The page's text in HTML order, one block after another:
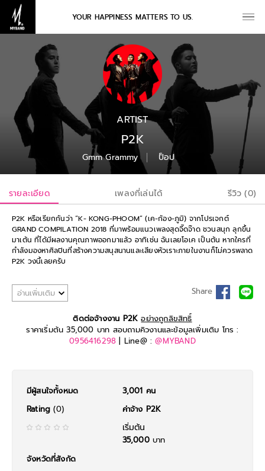
YOUR HAPPINESS MATTERS TO US.
ARTIST
P2K
Gmm Grammy ป็อป
รายละเอียด เพลงที่เล่นได้ รีวิว (0)
P2K หรือเรียกกันว่า “K- KONG-PHOOM” (เค-ก้อง-ภูมิ) จากโปรเจกต์
GRAND COMPILATION 2018 ที่มาพร้อมแนวเพลงสุดจี๊ดจ๊าด ชวนสนุก ลุกขึ้น
มาเต้น ที่ได้มีผลงานคุณภาพออกมาแล้ว อาทิเช่น ฉันเลยโอเค เป็นต้น หากใครที่
กำลังมองหาศิลปินที่สร้างความสนุสนานและเสียงหัวเราะภายในงานก็ไม่ควรพลาด
P2K วงนี้เลยครับ
อ่านเพิ่มเติม Share
ติดต่อจ้างงาน P2K อย่างถูกลิขสิทธิ์
ราคาเริ่มต้น 35,000 บาท สอบถามคิวงานและข้อมูลเพิ่มเติม โทร :
0956416298 | Line@ :@MYBAND
มีผู้สนใจทั้งหมด
3,001 คน
Rating (0) ค่าจ้าง P2K
เริ่มต้น
35,000บาท
จังหวัดที่สังกัด